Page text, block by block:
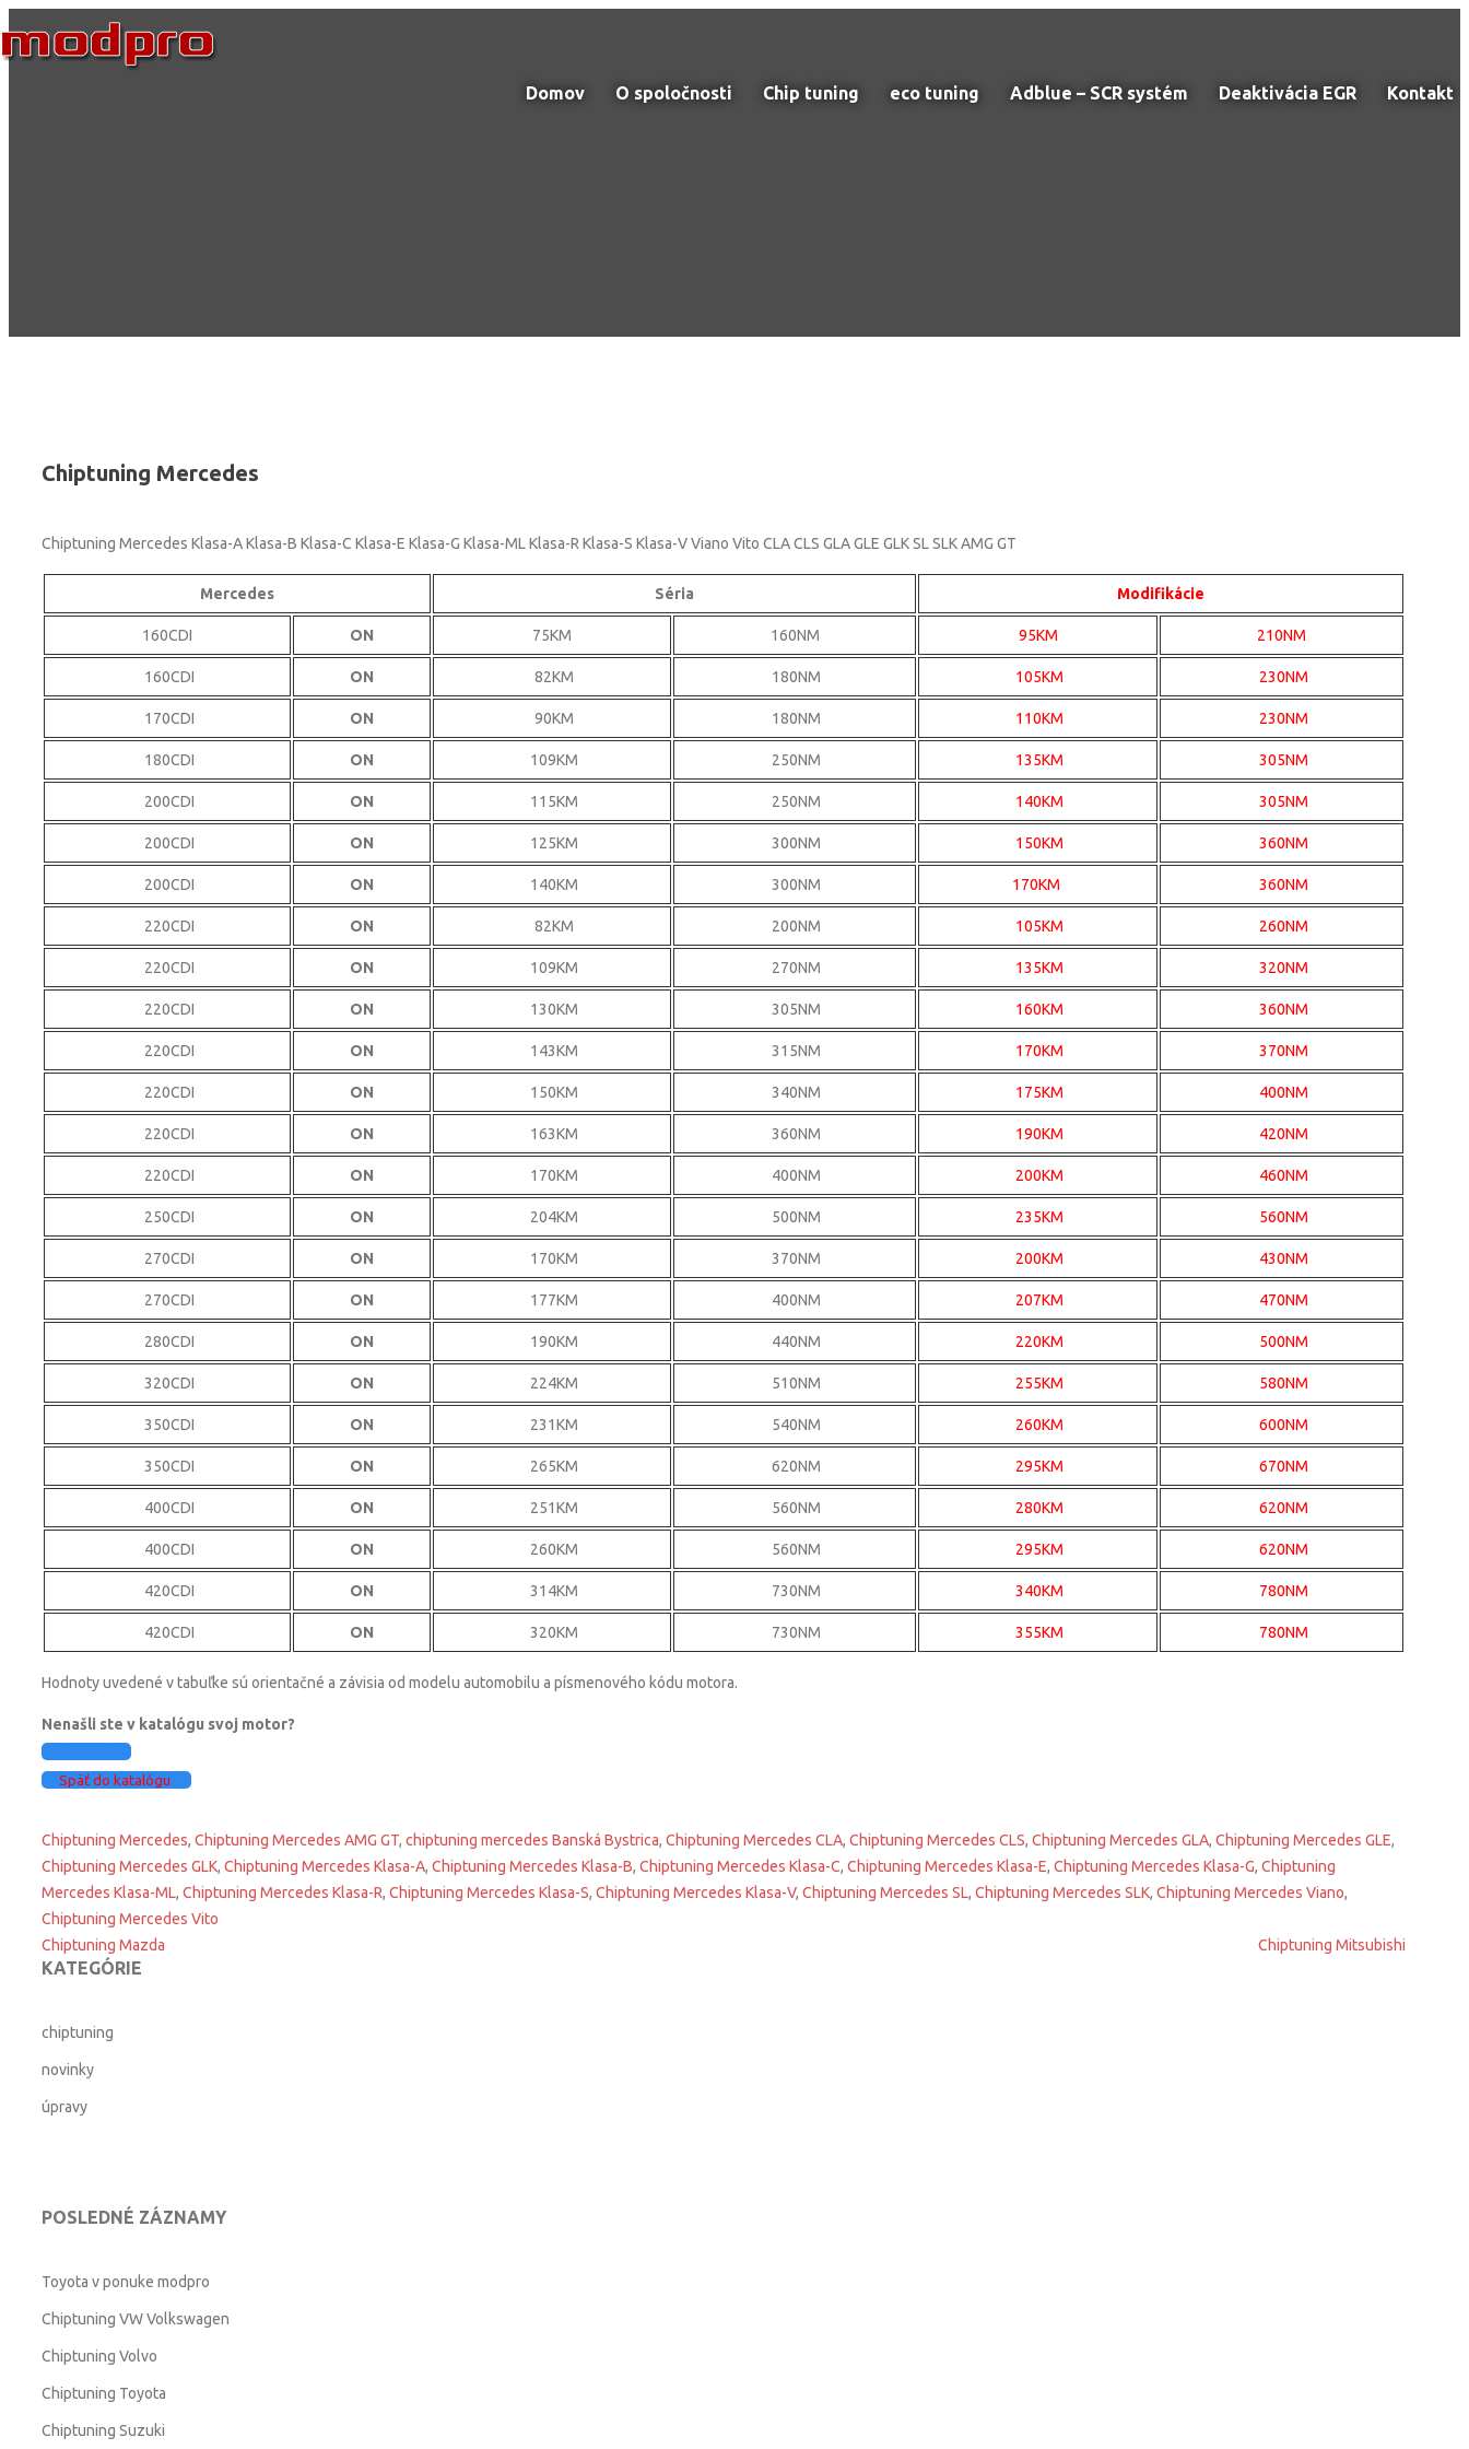
to
Domov O spoločnosti Chip tuning eco tuning Adblue – SCR systém Deaktivácia EGR Kontakt
Chiptuning Mercedes
Chiptuning Mercedes Klasa-A Klasa-B Klasa-C Klasa-E Klasa-G Klasa-ML Klasa-R Klasa-S Klasa-V Viano Vito CLA CLS GLA GLE GLK SL SLK AMG GT
Mercedes Séria Modifikácie
160CDI ON 75KM 160NM 95KM 210NM
160CDI ON 82KM 180NM 105KM 230NM
170CDI ON 90KM 180NM 110KM 230NM
180CDI ON 109KM 250NM 135KM 305NM
200CDI ON 115KM 250NM 140KM 305NM
200CDI ON 125KM 300NM 150KM 360NM
200CDI ON 140KM 300NM 170KM 360NM
220CDI ON 82KM 200NM 105KM 260NM
220CDI ON 109KM 270NM 135KM 320NM
220CDI ON 130KM 305NM 160KM 360NM
220CDI ON 143KM 315NM 170KM 370NM
220CDI ON 150KM 340NM 175KM 400NM
220CDI ON 163KM 360NM 190KM 420NM
220CDI ON 170KM 400NM 200KM 460NM
250CDI ON 204KM 500NM 235KM 560NM
270CDI ON 170KM 370NM 200KM 430NM
270CDI ON 177KM 400NM 207KM 470NM
280CDI ON 190KM 440NM 220KM 500NM
320CDI ON 224KM 510NM 255KM 580NM
350CDI ON 231KM 540NM 260KM 600NM
350CDI ON 265KM 620NM 295KM 670NM
400CDI ON 251KM 560NM 280KM 620NM
400CDI ON 260KM 560NM 295KM 620NM
420CDI ON 314KM 730NM 340KM 780NM
420CDI ON 320KM 730NM 355KM 780NM
Hodnoty uvedené v tabuľke sú orientačné a závisia od modelu automobilu a písmenového kódu motora.
Nenašli ste v katalógu svoj motor?
Späť do katalógu
Chiptuning Mercedes, Chiptuning Mercedes AMG GT, chiptuning mercedes Banská Bystrica, Chiptuning Mercedes CLA, Chiptuning Mercedes CLS, Chiptuning Mercedes GLA, Chiptuning Mercedes GLE,
Chiptuning Mercedes GLK, Chiptuning Mercedes Klasa-A, Chiptuning Mercedes Klasa-B, Chiptuning Mercedes Klasa-C, Chiptuning Mercedes Klasa-E, Chiptuning Mercedes Klasa-G, Chiptuning
Mercedes Klasa-ML, Chiptuning Mercedes Klasa-R, Chiptuning Mercedes Klasa-S, Chiptuning Mercedes Klasa-V, Chiptuning Mercedes SL, Chiptuning Mercedes SLK, Chiptuning Mercedes Viano,
Chiptuning Mercedes Vito
Post
Chiptuning Mazda Chiptuning Mitsubishi
KATEGÓRIE
chiptuning
novinky
úpravy
POSLEDNÉ ZÁZNAMY
Toyota v ponuke modpro
Chiptuning VW Volkswagen
Chiptuning Volvo
Chiptuning Toyota
Chiptuning Suzuki